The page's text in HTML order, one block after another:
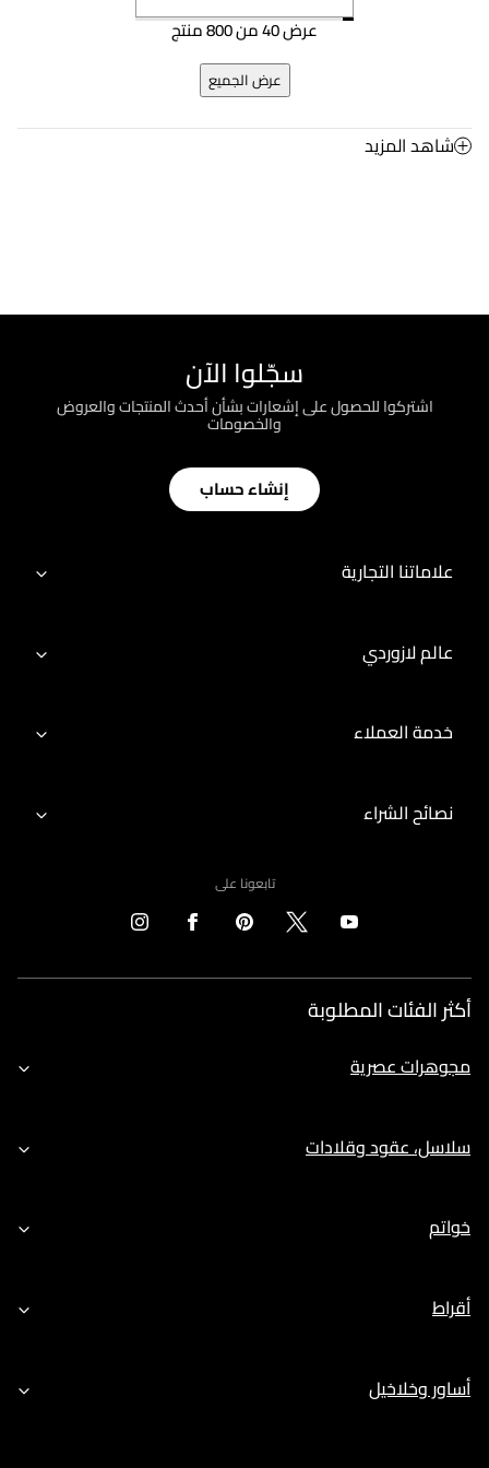
عرض 40 من 800 منتج
عرض الجميع
شاهد المزيد
سجّلوا الآن
اشتركوا للحصول على إشعارات بشأن أحدث المنتجات والعروض
والخصومات
إنشاء حساب
علاماتنا التجارية
عالم لازوردي
خدمة العملاء
نصائح الشراء
تابعونا على
أكثر الفئات المطلوبة
مجوهرات عصرية
سلاسل، عقود وقلادات
خواتم
أقراط
أساور وخلاخيل